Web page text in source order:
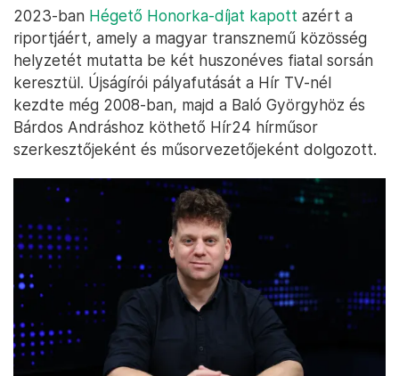
2023-ban Hégető Honorka-díjat kapott azért a
riportjáért, amely a magyar transznemű közösség
helyzetét mutatta be két huszonéves fiatal sorsán
keresztül. Újságírói pályafutását a Hír TV-nél
kezdte még 2008-ban, majd a Baló Györgyhöz és
Bárdos Andráshoz köthető Hír24 hírműsor
szerkesztőjeként és műsorvezetőjeként dolgozott.